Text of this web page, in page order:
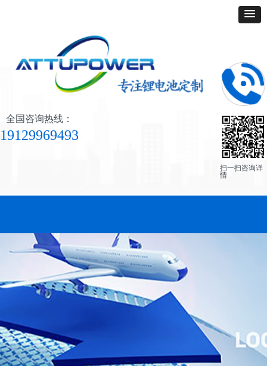
全国咨询热线：
19129969493
扫一扫咨询详
情